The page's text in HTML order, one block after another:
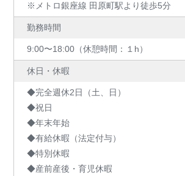
※メトロ銀座線 田原町駅より徒歩5分
勤務時間
9:00〜18:00（休憩時間：１h）
休日・休暇
◆完全週休2日（土、日）
◆祝日
◆年末年始
◆有給休暇（法定付与）
◆特別休暇
◆産前産後・育児休暇